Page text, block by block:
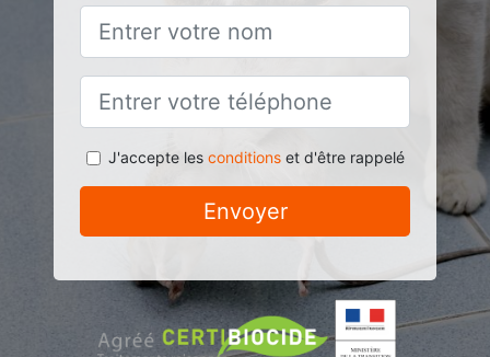
J'accepte les conditionset d'être rappelé
Envoyer